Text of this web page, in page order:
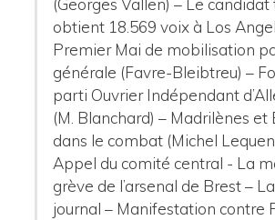
(Georges Vallen) – Le
obtient 18.569 voix à Los
Premier Mai de mobilisation
générale (Favre-Bleibtreu) –
parti Ouvrier Indépendant
(M. Blanchard) – Madrilènes et
dans le combat (Michel
Appel du comité central - La
grève de l’arsenal de Brest –
journal – Manifestation contre